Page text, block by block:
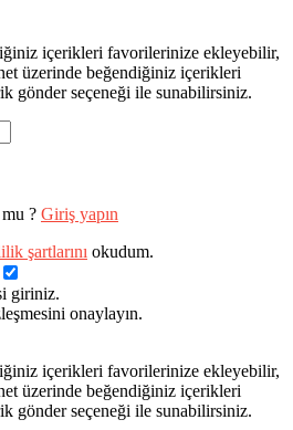
içerikleri favorilerinize ekleyebilir,
üzerinde beğendiğiniz içerikleri
gönder seçeneği ile sunabilirsiniz.
? Giriş yapın
şartlarını okudum.
giriniz.
onaylayın.
içerikleri favorilerinize ekleyebilir,
üzerinde beğendiğiniz içerikleri
gönder seçeneği ile sunabilirsiniz.